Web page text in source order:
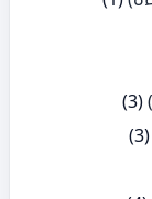
(3)
(3)